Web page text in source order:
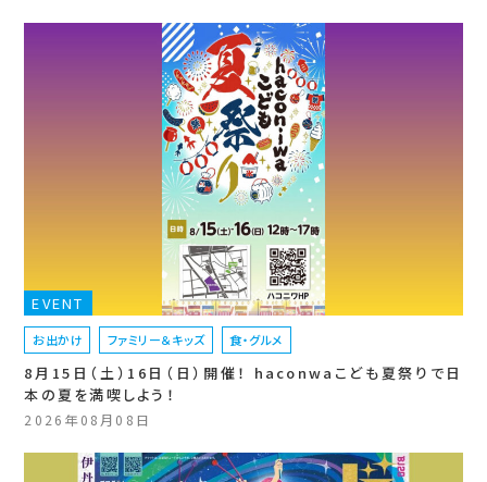
EVENT
お出かけ ファミリー＆キッズ 食・グルメ
8月15日（土）16日（日）開催！ haconwaこども夏祭りで日
本の夏を満喫しよう！
2026年08月08日